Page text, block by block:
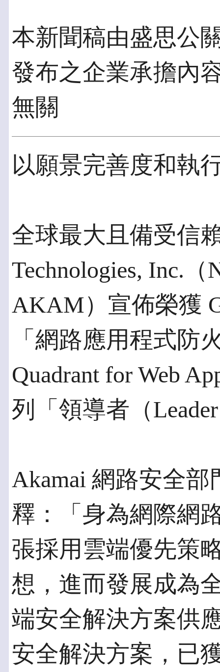
本新聞稿由盛思公
發布之企業承擔內
無關
以願景完善度和執
全球最大且備受信
Technologies, Inc.
AKAM）宣佈榮獲
「網路應用程式防
Quadrant for Web
列「領導者（
Akamai 網路安全部
釋：「身為網際網
張採用雲端優先策
想，進而發展成為
端安全解決方案供
安全解決方案，已